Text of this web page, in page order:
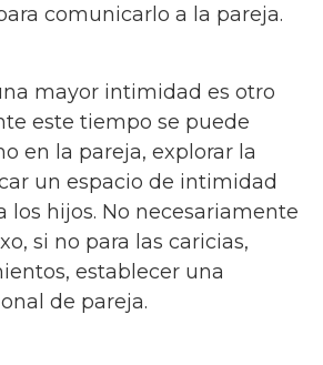
comunicarlo a la pareja.
mayor intimidad es otro
este tiempo se puede
en la pareja, explorar la
un espacio de intimidad
los hijos. No necesariamente
si no para las caricias,
establecer una
de pareja.